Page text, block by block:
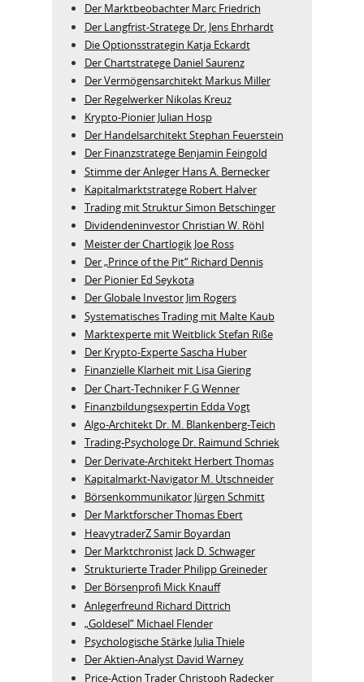
Der Marktbeobachter Marc Friedrich
Der Langfrist-Stratege Dr. Jens Ehrhardt
Die Optionsstrategin Katja Eckardt
Der Chartstratege Daniel Saurenz
Der Vermögensarchitekt Markus Miller
Der Regelwerker Nikolas Kreuz
Krypto-Pionier Julian Hosp
Der Handelsarchitekt Stephan Feuerstein
Der Finanzstratege Benjamin Feingold
Stimme der Anleger Hans A. Bernecker
Kapitalmarktstratege Robert Halver
Trading mit Struktur Simon Betschinger
Dividendeninvestor Christian W. Röhl
Meister der Chartlogik Joe Ross
Der „Prince of the Pit“ Richard Dennis
Der Pionier Ed Seykota
Der Globale Investor Jim Rogers
Systematisches Trading mit Malte Kaub
Marktexperte mit Weitblick Stefan Riße
Der Krypto-Experte Sascha Huber
Finanzielle Klarheit mit Lisa Giering
Der Chart-Techniker F.G Wenner
Finanzbildungsexpertin Edda Vogt
Algo‑Architekt Dr. M. Blankenberg‑Teich
Trading-Psychologe Dr. Raimund Schriek
Der Derivate‑Architekt Herbert Thomas
Kapitalmarkt-Navigator M. Utschneider
Börsenkommunikator Jürgen Schmitt
Der Marktforscher Thomas Ebert
HeavytraderZ Samir Boyardan
Der Marktchronist Jack D. Schwager
Strukturierte Trader Philipp Greineder
Der Börsenprofi Mick Knauff
Anlegerfreund Richard Dittrich
„Goldesel“ Michael Flender
Psychologische Stärke Julia Thiele
Der Aktien-Analyst David Warney
Price-Action Trader Christoph Radecker